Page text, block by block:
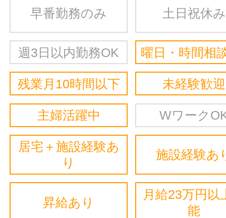
早番勤務のみ 土日祝休み
週3日以内勤務OK 曜日・時間相
残業月10時間以下 未経験歓迎
主婦活躍中 Wワーク
居宅＋施設経験あ
り
施設経験あ
昇給あり
月給23万円以
能